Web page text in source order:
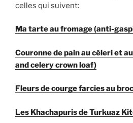
celles qui suivent:
Ma tarte au fromage (anti-
Couronne de pain au céleri et
and celery crown loaf)
Fleurs de courge farcies au
Les Khachapuris de Turkuaz